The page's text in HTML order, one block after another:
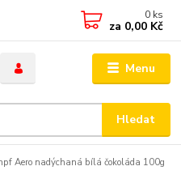
Menu
Hledat
0 ks
za 0,00 Kč
Aero nadýchaná bílá čokoláda 100g